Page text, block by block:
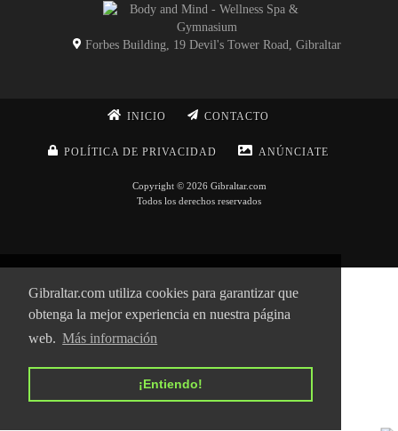
Gibraltar.com utiliza cookies para garantizar que
obtenga la mejor experiencia en nuestra página
web. Más información
¡Entiendo!
Forbes Building, 19 Devil's Tower Road, Gibraltar
INICIO CONTACTO
POLÍTICA DE PRIVACIDAD ANÚNCIATE
Copyright © 2026 Gibraltar.com
Todos los derechos reservados